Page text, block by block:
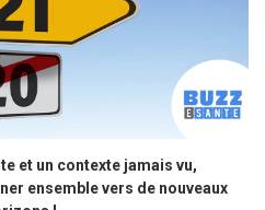
et un contexte jamais vu,
ensemble vers de nouveaux